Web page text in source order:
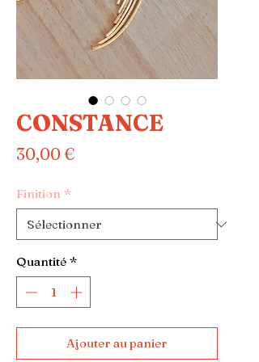
CONSTANCE
30,00 €Prix
Finition *
Quantité *
Ajouter au panier